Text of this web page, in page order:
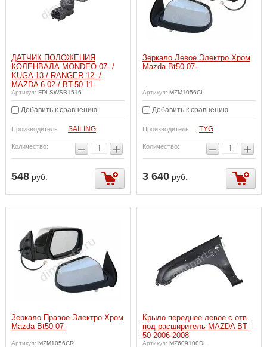
ДАТЧИК ПОЛОЖЕНИЯ
КОЛЕНВАЛА MONDEO 07- /
KUGA 13-/ RANGER 12- /
MAZDA 6 02-/ BT-50 11-
Артикул: FDLSWSB1516
Добавить к сравнению
Производитель SAILING
Количество: − +
548 руб.
Зеркало Левое Электро Хром
Mazda Bt50 07-
Артикул: MZM1056CL
Добавить к сравнению
Производитель TYG
Количество: − +
3 640 руб.
Зеркало Правое Электро Хром
Mazda Bt50 07-
Артикул: MZM1056CR
Крыло переднее левое с отв.
под расширитель MAZDA BT-
50 2006-2008
Артикул: MZ609100DL